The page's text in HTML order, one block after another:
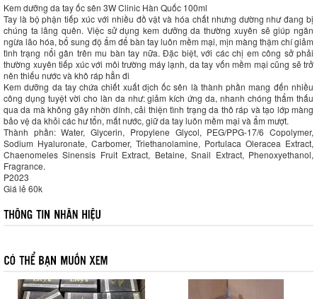
Kem dưỡng da tay ốc sên 3W Clinic Hàn Quốc 100ml
Tay là bộ phận tiếp xúc với nhiều đồ vật và hóa chất nhưng dường như đang bị
chúng ta lãng quên. Việc sử dụng kem dưỡng da thường xuyên sẽ giúp ngăn
ngừa lão hóa, bổ sung độ ẩm để bàn tay luôn mềm mại, mịn màng thậm chí giảm
tình trạng nổi gân trên mu bàn tay nữa. Đặc biệt, với các chị em công sở phải
thường xuyên tiếp xúc với môi trường máy lạnh, da tay vốn mềm mại cũng sẽ trở
nên thiếu nước và khô ráp hẳn đi
Kem dưỡng da tay chứa chiết xuất dịch ốc sên là thành phần mang đến nhiều
công dụng tuyệt vời cho làn da như: giảm kích ứng da, nhanh chóng thẩm thấu
qua da mà không gây nhờn dính, cải thiện tình trạng da thô ráp và tạo lớp màng
bảo vệ da khỏi các hư tổn, mất nước, giữ da tay luôn mềm mại và ẩm mượt.
Thành phần: Water, Glycerin, Propylene Glycol, PEG/PPG-17/6 Copolymer,
Sodium Hyaluronate, Carbomer, Triethanolamine, Portulaca Oleracea Extract,
Chaenomeles Sinensis Fruit Extract, Betaine, Snail Extract, Phenoxyethanol,
Fragrance.
P2023
Giá lẻ 60k